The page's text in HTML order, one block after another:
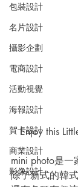
包裝設計
名片設計
攝影企劃
電商設計
活動視覺
海報設計
賀卡設計
商業設計
影像設計
Enjoy this
mini photo是一
除了新式的韓